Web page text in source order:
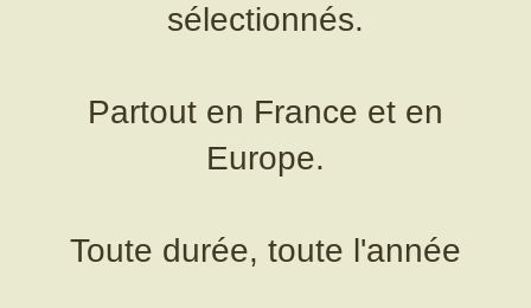
sélectionnés.
Partout en France et en
Europe.
Toute durée, toute l'année